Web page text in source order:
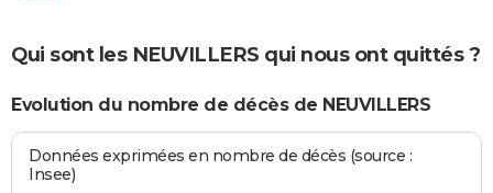
Qui sont les NEUVILLERS qui nous ont quittés ?
Evolution du nombre de décès de NEUVILLERS
Données exprimées en nombre de décès (source :
Insee)